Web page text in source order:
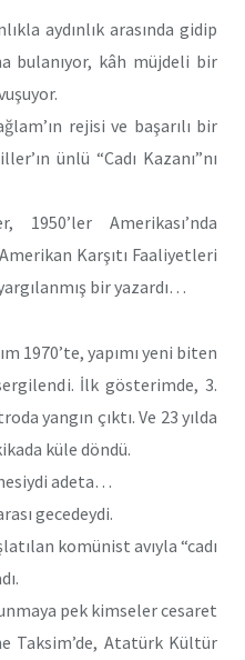
aydınlık arasında gidip
bulanıyor, kâh müjdeli bir
rejisi ve başarılı bir
ünlü “Cadı Kazanı”nı
Amerikası’nda
Karşıtı Faaliyetleri
bir yazardı…
1970’te, yapımı yeni biten
İlk gösterimde, 3.
yangın çıktı. Ve 23 yılda
küle döndü.
adeta…
gecedeydi.
komünist avıyla “cadı
pek kimseler cesaret
Taksim’de, Atatürk Kültür